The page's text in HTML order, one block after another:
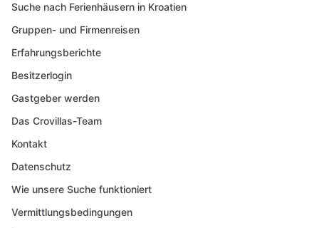
Suche nach Ferienhäusern in Kroatien
Gruppen- und Firmenreisen
Erfahrungsberichte
Besitzerlogin
Gastgeber werden
Das Crovillas-Team
Kontakt
Datenschutz
Wie unsere Suche funktioniert
Vermittlungsbedingungen